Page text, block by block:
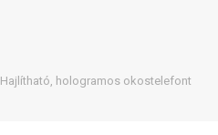
Hajlítható, hologramos okostelefont